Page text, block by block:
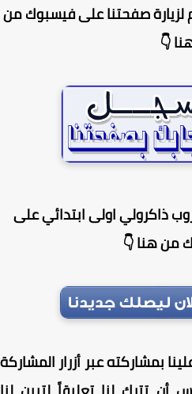
صفحتنا على فيسبوك من
👇
ذاكرولي اولى ابتدائي على
هنا 👇
بمشاركته عبر أزرار المشاركة